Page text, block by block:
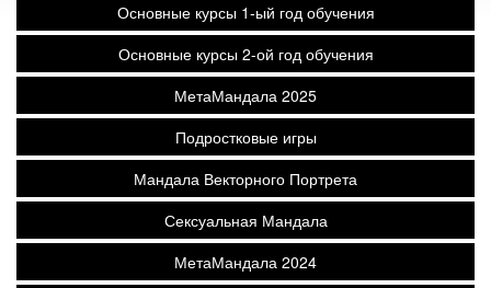
Основные курсы 1-ый год обучения
Основные курсы 2-ой год обучения
МетаМандала 2025
Подростковые игры
Мандала Векторного Портрета
Сексуальная Мандала
МетаМандала 2024